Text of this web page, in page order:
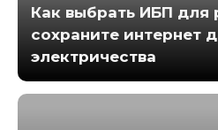
Как выбрать ИБП для
сохраните интернет
электричества